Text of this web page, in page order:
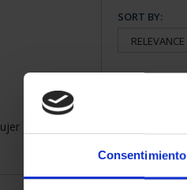
Consentimiento
SORT BY: